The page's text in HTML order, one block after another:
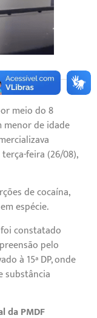
meio do 8º
menor de idade
feira (26/08),
de cocaína,
espécie.
constatado
pelo
à 15ª DP, onde
substância
da PMDF